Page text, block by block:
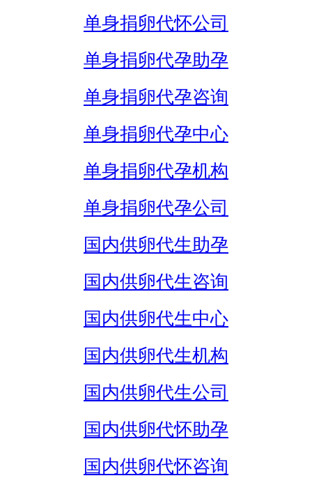
单身捐卵代怀公司
单身捐卵代孕助孕
单身捐卵代孕咨询
单身捐卵代孕中心
单身捐卵代孕机构
单身捐卵代孕公司
国内供卵代生助孕
国内供卵代生咨询
国内供卵代生中心
国内供卵代生机构
国内供卵代生公司
国内供卵代怀助孕
国内供卵代怀咨询